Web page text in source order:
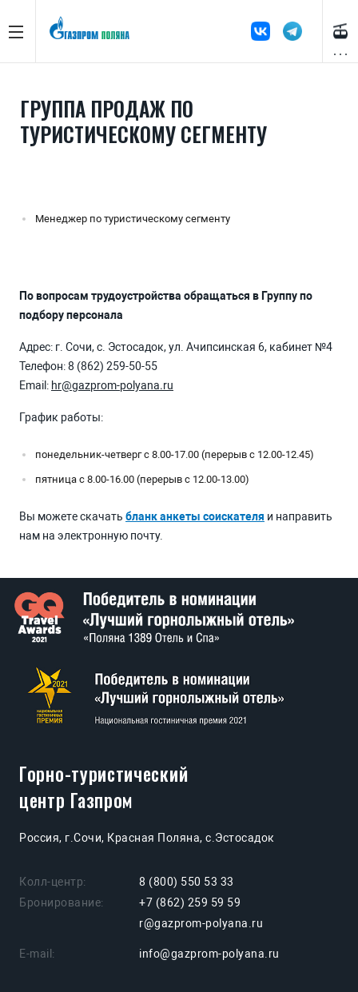
ГРУППА ПРОДАЖ ПО
ТУРИСТИЧЕСКОМУ СЕГМЕНТУ
Менеджер по туристическому сегменту
По вопросам трудоустройства обращаться в Группу по
подбору персонала
Адрес: г. Сочи, с. Эстосадок, ул. Ачипсинская 6, кабинет №4
Телефон:8 (862) 259-50-55
Email: hr@gazprom-polyana.ru
График работы:
понедельник-четверг с 8.00-17.00 (перерыв с 12.00-12.45)
пятница с 8.00-16.00 (перерыв с 12.00-13.00)
Вы можете скачать бланк анкеты соискателя и направить
нам на электронную почту.
Горно-туристический
центр Газпром
Россия, г.Сочи, Красная Поляна, с.Эстосадок
Колл-центр:
8 (800) 550 53 33
Бронирование:
+7 (862) 259 59 59
r@gazprom-polyana.ru
E-mail: info@gazprom-polyana.ru